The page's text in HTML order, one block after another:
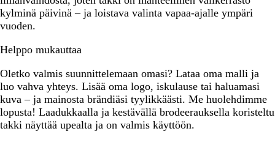
kylminä päivinä – ja loistava valinta vapaa-ajalle ympäri
vuoden.
Helppo mukauttaa
Oletko valmis suunnittelemaan omasi? Lataa oma malli ja
luo vahva yhteys. Lisää oma logo, iskulause tai haluamasi
kuva – ja mainosta brändiäsi tyylikkäästi. Me huolehdimme
lopusta! Laadukkaalla ja kestävällä brodeerauksella koristeltu
takki näyttää upealta ja on valmis käyttöön.